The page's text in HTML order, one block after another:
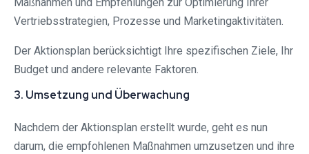
Vertriebsstrategien, Prozesse und Marketingaktivitäten.
Der Aktionsplan berücksichtigt Ihre spezifischen Ziele, Ihr
Budget und andere relevante Faktoren.
3. Umsetzung und Überwachung
Nachdem der Aktionsplan erstellt wurde, geht es nun
darum, die empfohlenen Maßnahmen umzusetzen und ihre